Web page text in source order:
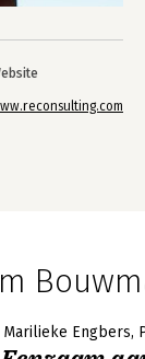
Marilieke Engbers